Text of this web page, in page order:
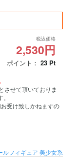
税込価格
2,530円
ポイント： 23 Pt
させて頂いておりま
受け致しかねますの
ルフィギュア 美少女系